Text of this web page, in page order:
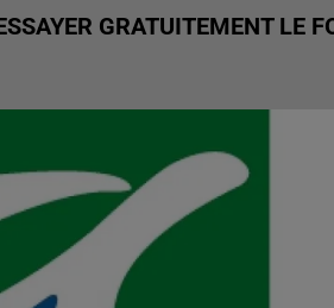
GRATUITEMENT LE